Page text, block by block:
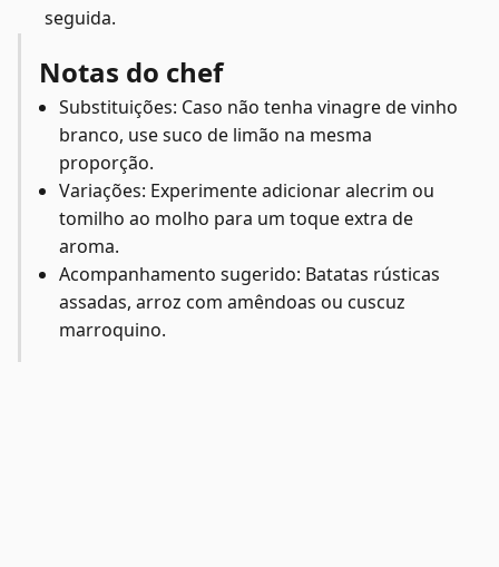
seguida.
Notas do chef
Substituições: Caso não tenha vinagre de vinho
branco, use suco de limão na mesma
proporção.
Variações: Experimente adicionar alecrim ou
tomilho ao molho para um toque extra de
aroma.
Acompanhamento sugerido: Batatas rústicas
assadas, arroz com amêndoas ou cuscuz
marroquino.